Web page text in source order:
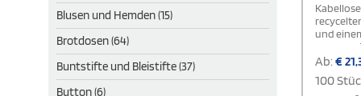
Blusen und Hemden (15)
Brotdosen (64)
Buntstifte und Bleistifte (37)
Button (6)
und
zu 12
Ab:€
100